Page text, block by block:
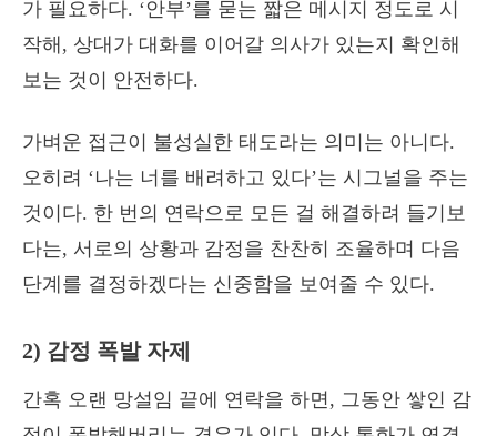
가 필요하다. ‘안부’를 묻는 짧은 메시지 정도로 시
작해, 상대가 대화를 이어갈 의사가 있는지 확인해
보는 것이 안전하다.
가벼운 접근이 불성실한 태도라는 의미는 아니다.
오히려 ‘나는 너를 배려하고 있다’는 시그널을 주는
것이다. 한 번의 연락으로 모든 걸 해결하려 들기보
다는, 서로의 상황과 감정을 찬찬히 조율하며 다음
단계를 결정하겠다는 신중함을 보여줄 수 있다.
2) 감정 폭발 자제
간혹 오랜 망설임 끝에 연락을 하면, 그동안 쌓인 감